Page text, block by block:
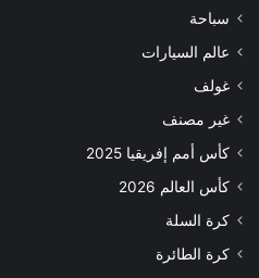
سباحة
عالم السيارات
غولف
غير مصنف
كأس أمم إفريقيا 2025
كأس العالم 2026
كرة السلة
كرة الطائرة